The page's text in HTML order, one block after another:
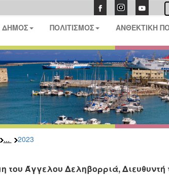
ΔΗΜΟΣ ΠΟΛΙΤΙΣΜΟΣ ΑΝΘΕΚΤΙΚΗ
... 2023
του Άγγελου Δεληβορριά, Διευθυντή